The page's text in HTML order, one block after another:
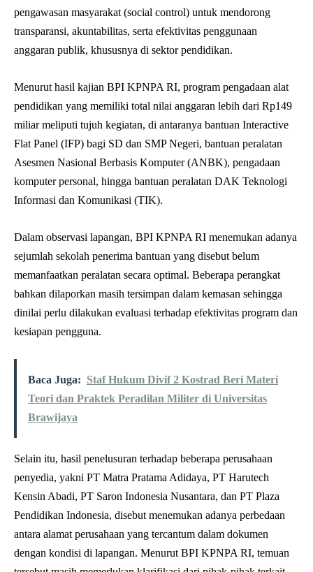
pengawasan masyarakat (social control) untuk mendorong
transparansi, akuntabilitas, serta efektivitas penggunaan
anggaran publik, khususnya di sektor pendidikan.
Menurut hasil kajian BPI KPNPA RI, program pengadaan alat
pendidikan yang memiliki total nilai anggaran lebih dari Rp149
miliar meliputi tujuh kegiatan, di antaranya bantuan Interactive
Flat Panel (IFP) bagi SD dan SMP Negeri, bantuan peralatan
Asesmen Nasional Berbasis Komputer (ANBK), pengadaan
komputer personal, hingga bantuan peralatan DAK Teknologi
Informasi dan Komunikasi (TIK).
Dalam observasi lapangan, BPI KPNPA RI menemukan adanya
sejumlah sekolah penerima bantuan yang disebut belum
memanfaatkan peralatan secara optimal. Beberapa perangkat
bahkan dilaporkan masih tersimpan dalam kemasan sehingga
dinilai perlu dilakukan evaluasi terhadap efektivitas program dan
kesiapan pengguna.
Baca Juga: Staf Hukum Divif 2 Kostrad Beri Materi
Teori dan Praktek Peradilan Militer di Universitas
Brawijaya
Selain itu, hasil penelusuran terhadap beberapa perusahaan
penyedia, yakni PT Matra Pratama Adidaya, PT Harutech
Kensin Abadi, PT Saron Indonesia Nusantara, dan PT Plaza
Pendidikan Indonesia, disebut menemukan adanya perbedaan
antara alamat perusahaan yang tercantum dalam dokumen
dengan kondisi di lapangan. Menurut BPI KPNPA RI, temuan